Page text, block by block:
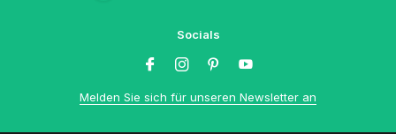
Socials
Melden Sie sich für unseren Newsletter an